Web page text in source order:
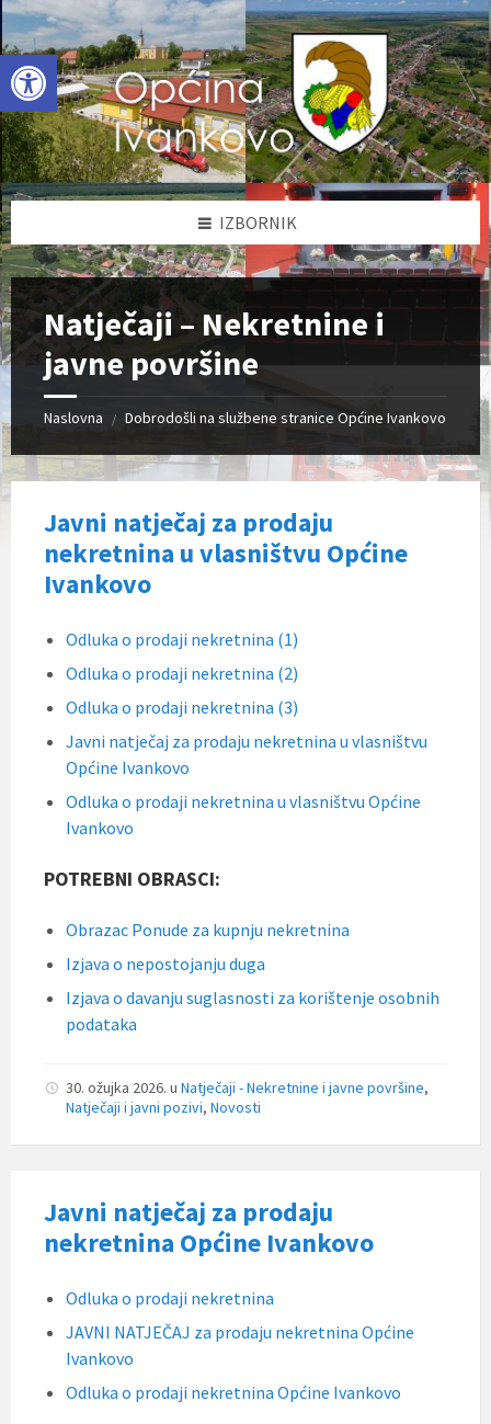
Open toolbar
Skip
to
content
Skip
to
left
sidebar
Skip
to
footer
IZBORNIK
Natječaji – Nekretnine i
javne površine
Naslovna / Dobrodošli na službene stranice Općine Ivankovo
Javni natječaj za prodaju
nekretnina u vlasništvu Općine
Ivankovo
Odluka o prodaji nekretnina (1)
Odluka o prodaji nekretnina (2)
Odluka o prodaji nekretnina (3)
Javni natječaj za prodaju nekretnina u vlasništvu
Općine Ivankovo
Odluka o prodaji nekretnina u vlasništvu Općine
Ivankovo
POTREBNI OBRASCI:
Obrazac Ponude za kupnju nekretnina
Izjava o nepostojanju duga
Izjava o davanju suglasnosti za korištenje osobnih
podataka
30. ožujka 2026. u Natječaji - Nekretnine i javne površine,
Natječaji i javni pozivi, Novosti
Javni natječaj za prodaju
nekretnina Općine Ivankovo
Odluka o prodaji nekretnina
JAVNI NATJEČAJ za prodaju nekretnina Općine
Ivankovo
Odluka o prodaji nekretnina Općine Ivankovo